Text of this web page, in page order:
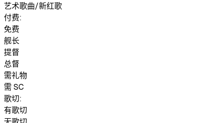
艺术歌曲/新红歌
付费:
免费
舰长
提督
总督
需礼物
需 SC
歌切:
有歌切